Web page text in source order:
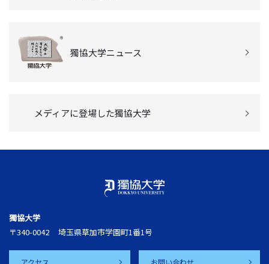
獨協大学ニュース
メディアに登場した獨協大学
獨協大学
〒340-0042
埼玉県草加市学園町1番1号
アクセス お問い合わせ